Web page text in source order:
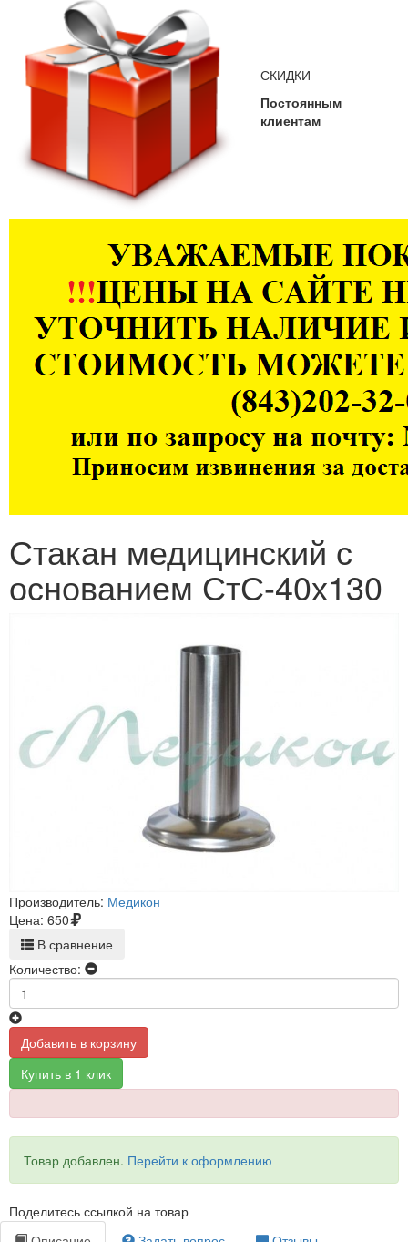
СКИДКИ
Постоянным
клиентам
Стакан медицинский с
основанием СтС-40х130
Производитель: Медикон
Цена: 650
В сравнение
Количество:
Добавить в корзину
Купить в 1 клик
Товар добавлен. Перейти к оформлению
Поделитесь ссылкой на товар